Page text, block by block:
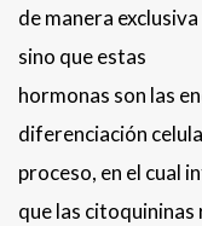
de manera
sino que estas
hormonas son las
diferenciación
proceso, en el cual
que las